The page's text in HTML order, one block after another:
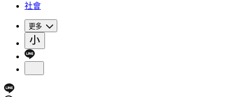
社會
更多